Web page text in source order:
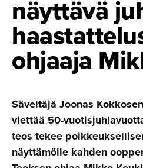
näyttävä
ohjaaja
Säveltäjä Joonas
viettää 50-
teos tekee
näyttämölle kahden